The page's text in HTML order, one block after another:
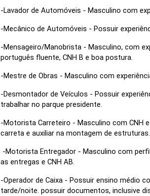
-Lavador de Automóveis - Masculino com
-Mecânico de Automóveis - Possuir
-Mensageiro/Manobrista - Masculino, com
português fluente, CNH B e boa postura.
-Mestre de Obras - Masculino com
-Desmontador de Veículos - Possuir
trabalhar no parque presidente.
-Motorista Carreteiro - Masculino com CNH
carreta e auxiliar na montagem de estruturas.
-Motorista Entregador - Masculino com
as entregas e CNH AB.
-Operador de Caixa - Possuir ensino médio
tarde/noite. possuir documentos, inclusive